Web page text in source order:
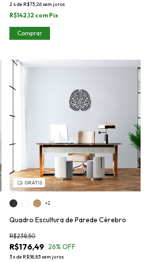
2xde R$73,26 sem juros
R$142,12 com Pix
Comprar
GRÁTIS
Quadro Escultura de Parede Cérebro
R$176,49
R$238,50
26% OFF
3xde R$58,83 sem juros
+2